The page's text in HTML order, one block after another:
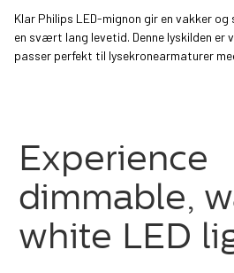
Klar Philips LED-mignon gir en vakker
en svært lang levetid. Denne lyskilden er
passer perfekt til lysekronearmaturer
Experience
dimmable,
white LED